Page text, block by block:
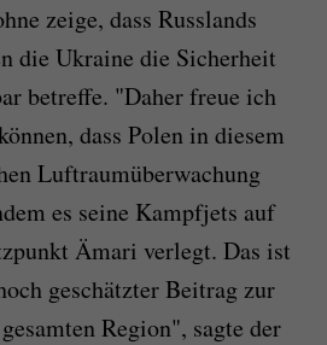
zeige, dass Russlands
die Ukraine die Sicherheit
betreffe. "Daher freue ich
dass Polen in diesem
Luftraumüberwachung
es seine Kampfjets auf
Ämari verlegt. Das ist
geschätzter Beitrag zur
Region", sagte der